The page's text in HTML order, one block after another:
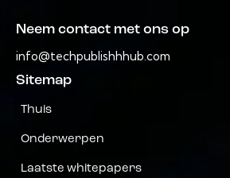
Neem contact met ons op
info@techpublishhhub.com
Sitemap
Thuis
Onderwerpen
Laatste whitepapers